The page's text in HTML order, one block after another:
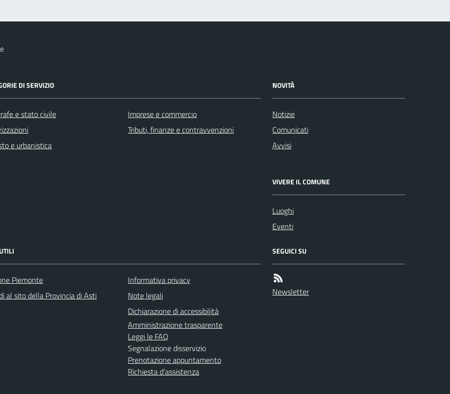
DI SERVIZIO
e stato civile
e urbanistica
Imprese e commercio
Tributi, finanze e contravvenzioni
NOVITÀ
Notizie
Comunicati
Avvisi
VIVERE IL COMUNE
Luoghi
Eventi
Piemonte
al sito della Provincia di Asti
Informativa privacy
Note legali
Dichiarazione di accessibilità
Amministrazione trasparente
Leggi le FAQ
Segnalazione disservizio
Prenotazione appuntamento
Richiesta d'assistenza
SEGUICI SU
Newsletter